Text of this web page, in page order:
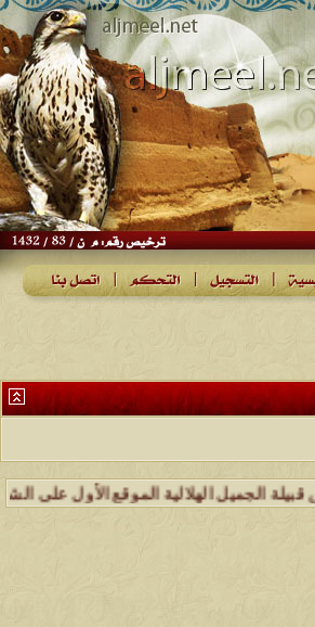
الهلالية الموقع الأول على الشبكة